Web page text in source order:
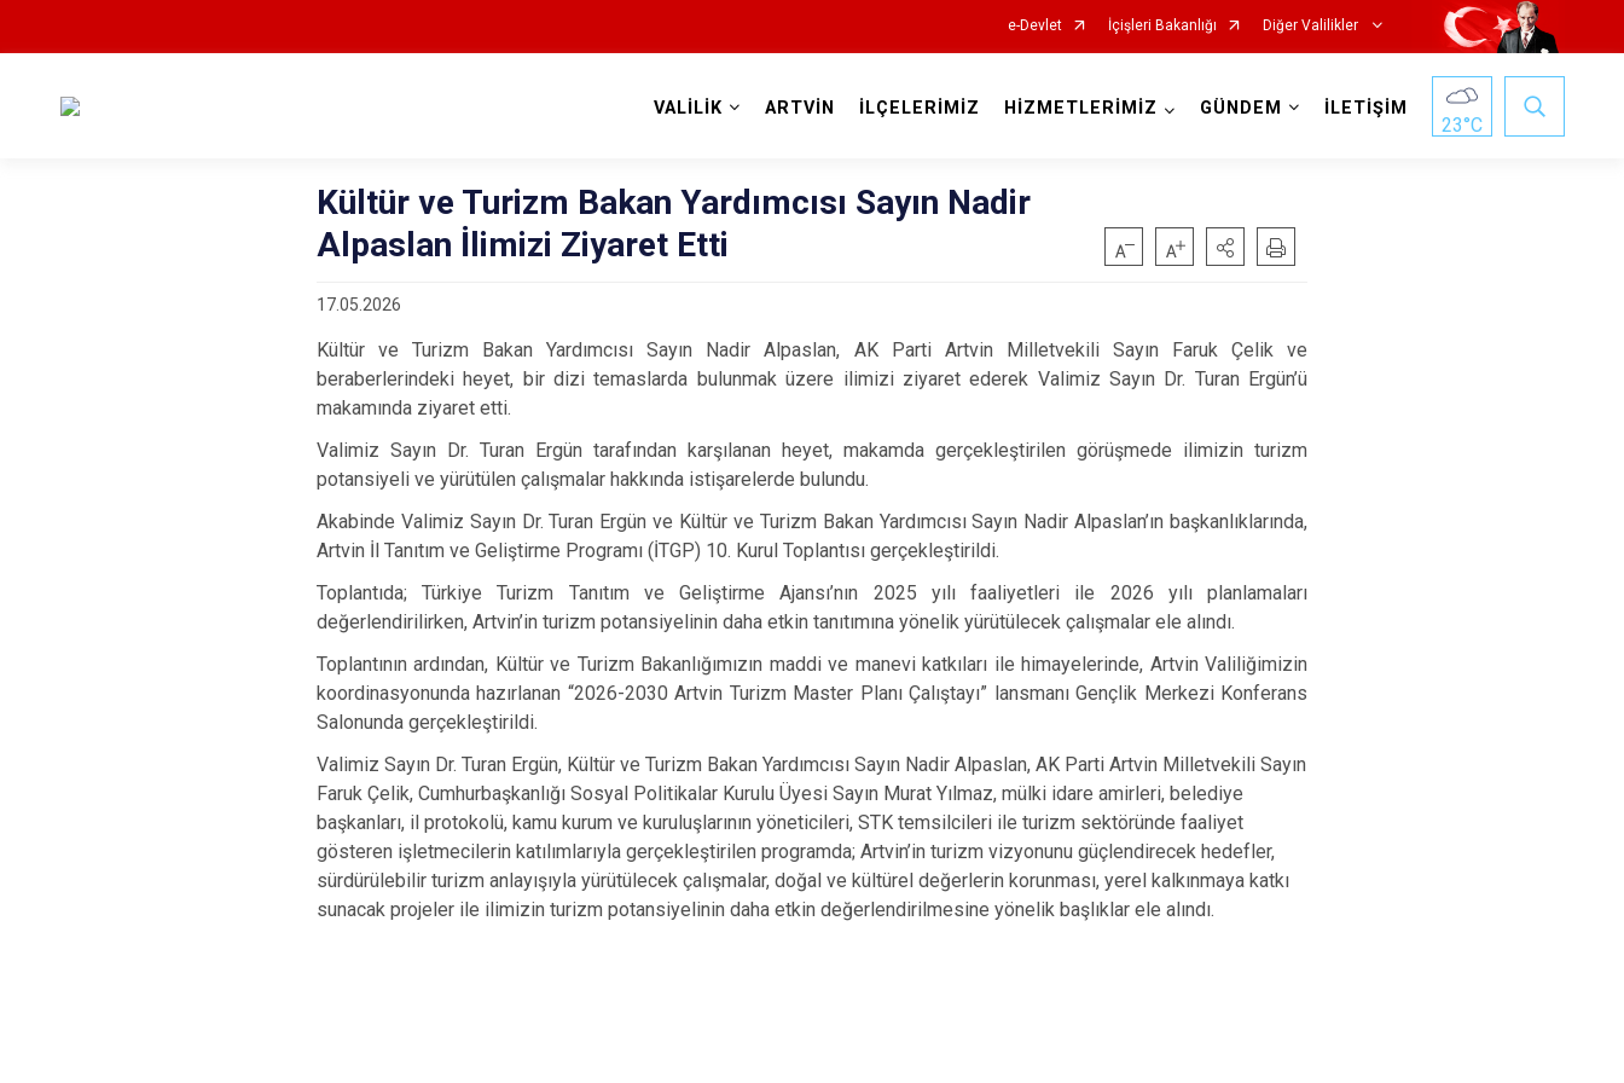
e-Devlet İçişleri Bakanlığı Diğer Valilikler
VALİLİK ARTVİN İLÇELERİMİZ HİZMETLERİMİZ GÜNDEM İLETİŞİM
23°C
Kültür ve Turizm Bakan Yardımcısı Sayın Nadir
Alpaslan İlimizi Ziyaret Etti
17.05.2026
Kültür ve Turizm Bakan Yardımcısı Sayın Nadir Alpaslan, AK Parti Artvin Milletvekili Sayın Faruk Çelik ve
beraberlerindeki heyet, bir dizi temaslarda bulunmak üzere ilimizi ziyaret ederek Valimiz Sayın Dr. Turan Ergün’ü
makamında ziyaret etti.
Valimiz Sayın Dr. Turan Ergün tarafından karşılanan heyet, makamda gerçekleştirilen görüşmede ilimizin turizm
potansiyeli ve yürütülen çalışmalar hakkında istişarelerde bulundu.
Akabinde Valimiz Sayın Dr. Turan Ergün ve Kültür ve Turizm Bakan Yardımcısı Sayın Nadir Alpaslan’ın başkanlıklarında,
Artvin İl Tanıtım ve Geliştirme Programı (İTGP) 10. Kurul Toplantısı gerçekleştirildi.
Toplantıda; Türkiye Turizm Tanıtım ve Geliştirme Ajansı’nın 2025 yılı faaliyetleri ile 2026 yılı planlamaları
değerlendirilirken, Artvin’in turizm potansiyelinin daha etkin tanıtımına yönelik yürütülecek çalışmalar ele alındı.
Toplantının ardından, Kültür ve Turizm Bakanlığımızın maddi ve manevi katkıları ile himayelerinde, Artvin Valiliğimizin
koordinasyonunda hazırlanan “2026-2030 Artvin Turizm Master Planı Çalıştayı” lansmanı Gençlik Merkezi Konferans
Salonunda gerçekleştirildi.
Valimiz Sayın Dr. Turan Ergün, Kültür ve Turizm Bakan Yardımcısı Sayın Nadir Alpaslan, AK Parti Artvin Milletvekili Sayın
Faruk Çelik, Cumhurbaşkanlığı Sosyal Politikalar Kurulu Üyesi Sayın Murat Yılmaz, mülki idare amirleri, belediye
başkanları, il protokolü, kamu kurum ve kuruluşlarının yöneticileri, STK temsilcileri ile turizm sektöründe faaliyet
gösteren işletmecilerin katılımlarıyla gerçekleştirilen programda; Artvin’in turizm vizyonunu güçlendirecek hedefler,
sürdürülebilir turizm anlayışıyla yürütülecek çalışmalar, doğal ve kültürel değerlerin korunması, yerel kalkınmaya katkı
sunacak projeler ile ilimizin turizm potansiyelinin daha etkin değerlendirilmesine yönelik başlıklar ele alındı.